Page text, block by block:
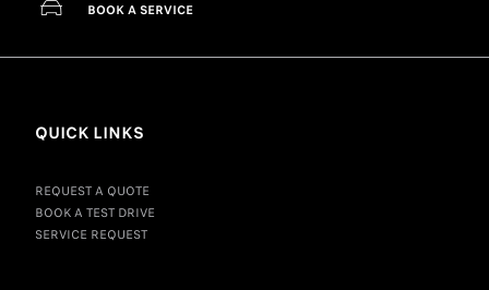
BOOK A SERVICE
QUICK LINKS
REQUEST A QUOTE
BOOK A TEST DRIVE
SERVICE REQUEST